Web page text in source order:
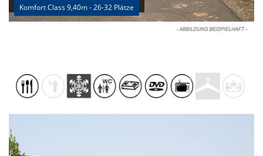
Komfort Class 9,40m - 26-32 Plätze